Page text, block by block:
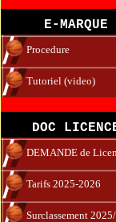
E-MARQUE
Procedure
Tutoriel (video)
DOC
DEMANDE de
Tarifs 2025-2026
Surclassement